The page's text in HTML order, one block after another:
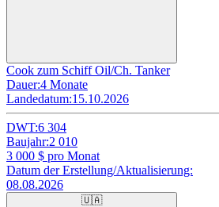
Cook zum Schiff Oil/Ch. Tanker
Dauer:4 Monate
Landedatum:15.10.2026
DWT:6 304
Baujahr:2 010
3 000 $ pro Monat
Datum der Erstellung/Aktualisierung:
08.08.2026
🇺🇦